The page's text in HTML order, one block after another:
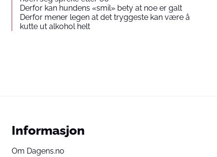
Derfor kan hundens «smil» bety at noe er galt
Derfor mener legen at det tryggeste kan være å
kutte ut alkohol helt
Informasjon
Om Dagens.no